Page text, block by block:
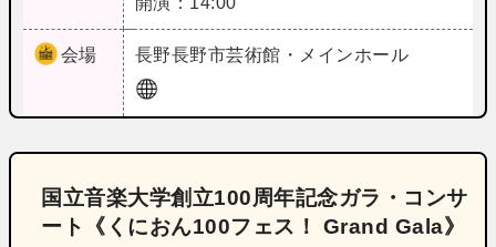
会場 長野長野市芸術館・メインホール
国立音楽大学創立100周年記念ガラ・コンサ
ート《くにおん100フェス！ Grand Gala》